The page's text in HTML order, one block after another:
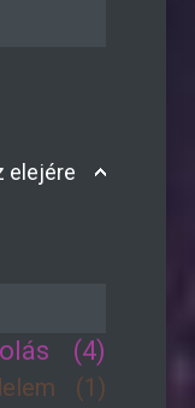
elejére
(4)
(1)